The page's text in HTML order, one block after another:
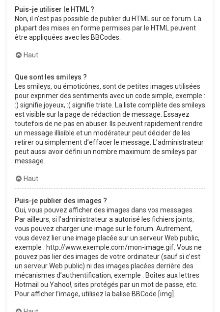
Puis-je utiliser le HTML ?
Non, il n’est pas possible de publier du HTML sur ce forum. La
plupart des mises en forme permises par le HTML peuvent
être appliquées avec les BBCodes.
Haut
Que sont les smileys ?
Les smileys, ou émoticônes, sont de petites images utilisées
pour exprimer des sentiments avec un code simple, exemple :
:) signifie joyeux, :( signifie triste. La liste complète des smileys
est visible sur la page de rédaction de message. Essayez
toutefois de ne pas en abuser. Ils peuvent rapidement rendre
un message illisible et un modérateur peut décider de les
retirer ou simplement d’effacer le message. L’administrateur
peut aussi avoir défini un nombre maximum de smileys par
message.
Haut
Puis-je publier des images ?
Oui, vous pouvez afficher des images dans vos messages.
Par ailleurs, si l’administrateur a autorisé les fichiers joints,
vous pouvez charger une image sur le forum. Autrement,
vous devez lier une image placée sur un serveur Web public,
exemple : http://www.exemple.com/mon-image.gif. Vous ne
pouvez pas lier des images de votre ordinateur (sauf si c’est
un serveur Web public) ni des images placées derrière des
mécanismes d’authentification, exemple : Boîtes aux lettres
Hotmail ou Yahoo!, sites protégés par un mot de passe, etc.
Pour afficher l’image, utilisez la balise BBCode [img].